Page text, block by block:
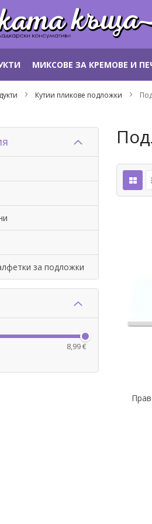
МИКСОВЕ ЗА КРЕМОВЕ И
Кутии пликове подложки
за подложки
8,99 €